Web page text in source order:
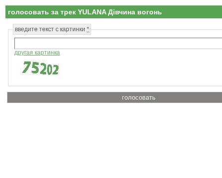
голосовать за трек YULANA Дівчина вогонь
введите текст с картинки *
другая картинка